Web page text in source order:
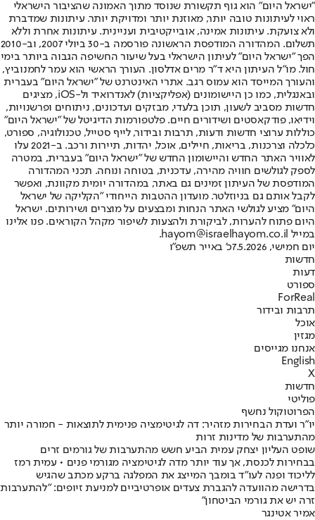
"ישראל היום" הוא גוף תקשורת שנוסד מתוך האמונה שהציבור הישראלי
ראוי לעיתונות טובה יותר, מאוזנת יותר ומדויקת יותר. עיתונות שמדברת
ולא צועקת. עיתונות אמינה, אובייקטיבית ועניינית. עיתונות אחרת וללא
תשלום. המהדורה המודפסת הראשונה פורסמה ב-30 ביולי 2007, וב-2010
הפך "ישראל היום" לעיתון הישראלי בעל שיעור החשיפה הגבוה ביותר בימי
חול. מו"ל העיתון היא ד"ר מרים אדלסון. העורך הראשי הוא עמר לחמנוביץ,
והעורך המייסד הוא עמוס רגב. אתרי האינטרנט של "ישראל היום" בעברית
ובאנגלית, כמו כן היישומונים (אפליקציות) לאנדרואיד ול-iOS, מציגים
חדשות מסביב לשעון, תוכן בלעדי, מבזקים ועדכונים, ניתוחים ופרשנויות,
וידיאו, פודקאסטים ושידורים חיים. פלטפורמות הדיגיטל של "ישראל היום"
כוללות ערוצי חדשות ודעות, תרבות ובידור, לייף סטייל, טכנולוגיה, ספורט,
כלכלה וצרכנות, בריאות, חיילים, אוכל, יהדות, תיירות ורכב. ב-2021 עלו
לאוויר האתר החדש והיישומון החדש של "ישראל היום" בעברית, במטרה
לספק לגולשים חוויה מהירה, עדכנית, בטוחה ונוחה. תכני המהדורה
המודפסת של העיתון זמינים גם באתר, במהדורה יומית מקוונת, ואפשר
לקבל אותם גם בניוזלטר. מועדון ההטבות הייחודי "הקליקה של ישראל
היום" מציע לגולשי האתר הנחות ומבצעים על מוצרים ושירותים. ישראל
היום פתוח להערות, לביקורת ולהצעות לשיפור מקהל הקוראים. פנו אלינו
במייל hayom@israelhayom.co.il.
יום חמישי, 7.5.2026
כ' באייר תשפ"ו
חדשות
דעות
ספורט
ForReal
תרבות ובידור
אוכל
מגזין
אנחנו מגייסים
English
X
חדשות
פוליטי
הפרוטוקול נחשף
יו"ר ועדת הבחירות מזהיר: דה לגיטימציה פנימית לתוצאות - חמורה יותר
מהתערבות של מדינות זרות
שופט העליון יצחק עמית הביע חשש מהתערבות של גורמים זרים
בבחירות לכנסת, אך עוד יותר מדה לגיטימציה מגורמי פנים • עמית רמז
לליכוד ופנה לעו"ד בומבך המייצג את המפלגה ברקע מכתב שהגיש
בדרישה מהוועדה להגברת צעדים אופרטיביים למניעת זיופים: "להתערבות
זרה יש את גורמי הביטחון"
אמיר אטינגר